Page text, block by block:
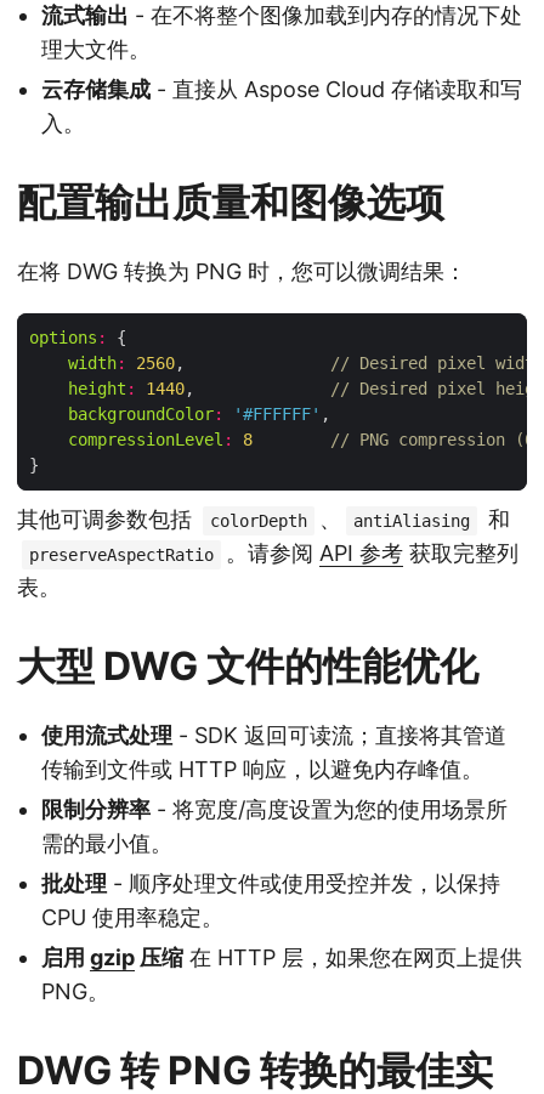
流式输出 - 在不将整个图像加载到内存的情况下处
理大文件。
云存储集成 - 直接从 Aspose Cloud 存储读取和写
入。
配置输出质量和图像选项
在将 DWG 转换为 PNG 时，您可以微调结果：
options :
width: 2560,
// Desired pixel width
height : 1440,
// Desired pixel
backgroundColor: '#FFFFFF'
compressionLevel : 8
// PNG compression
其他可调参数包括 colorDepth 、 antiAliasing 和
preserveAspectRatio 。请参阅 API 参考 获取完整列
表。
大型 DWG 文件的性能优化
使用流式处理 - SDK 返回可读流；直接将其管道
传输到文件或 HTTP 响应，以避免内存峰值。
限制分辨率 - 将宽度/高度设置为您的使用场景所
需的最小值。
批处理 - 顺序处理文件或使用受控并发，以保持
CPU 使用率稳定。
启用 gzip 压缩 在 HTTP 层，如果您在网页上提供
PNG。
DWG 转 PNG 转换的最佳实